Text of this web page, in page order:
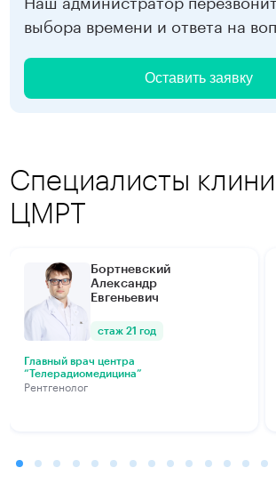
выбора времени и ответа на
Оставить заявку
Специалисты
ЦМРТ
Бортневский
Александр
Евгеньевич
стаж 21 год
Главный врач центра
“Телерадиомедицина”
Рентгенолог